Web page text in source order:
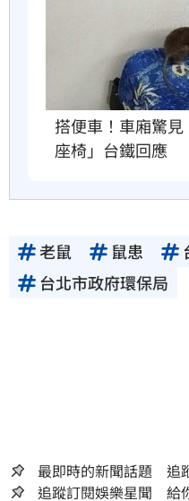
搭便車！車廂驚見
座椅」台鐵回應
老鼠 鼠患
台北市政府環保局
最即時的新聞話題 追
追蹤訂閱娛樂星聞 給